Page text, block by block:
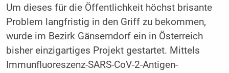
Um dieses für die Öffentlichkeit höchst brisante
Problem langfristig in den Griff zu bekommen,
wurde im Bezirk Gänserndorf ein in Österreich
bisher einzigartiges Projekt gestartet. Mittels
Immunfluoreszenz-SARS-CoV-2-Antigen-